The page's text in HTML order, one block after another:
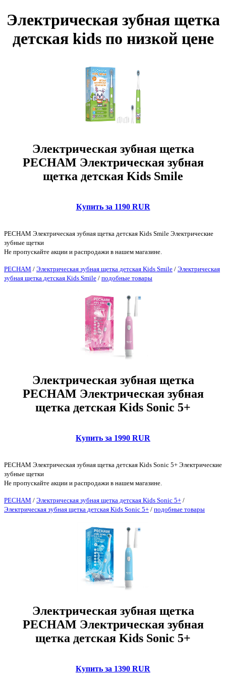
Электрическая зубная щетка
детская kids по низкой цене
Электрическая зубная щетка
PECHAM Электрическая зубная
щетка детская Kids Smile
Купить за 1190 RUR
PECHAM Электрическая зубная щетка детская Kids Smile Электрические
зубные щетки
Не пропускайте акции и распродажи в нашем магазине.
PECHAM / Электрическая зубная щетка детская Kids Smile / Электрическая
зубная щетка детская Kids Smile / подобные товары
Электрическая зубная щетка
PECHAM Электрическая зубная
щетка детская Kids Sonic 5+
Купить за 1990 RUR
PECHAM Электрическая зубная щетка детская Kids Sonic 5+ Электрические
зубные щетки
Не пропускайте акции и распродажи в нашем магазине.
PECHAM / Электрическая зубная щетка детская Kids Sonic 5+ /
Электрическая зубная щетка детская Kids Sonic 5+ / подобные товары
Электрическая зубная щетка
PECHAM Электрическая зубная
щетка детская Kids Sonic 5+
Купить за 1390 RUR